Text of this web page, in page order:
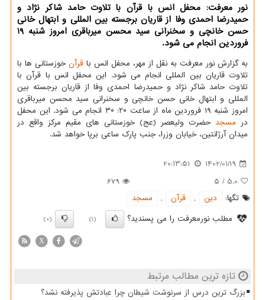
نور معرفت: محفل انس با قرآن با تلاوت حامد شاکر نژاد و
حمیدرضا احمدی وفا از قاریان برجسته بین المللی و ابتهال خانی
حسن خانچی و سخنرانی سید محسن میرباقری امروز شنبه 19
فروردین انجام می شود.
به گزارش نور معرفت به نقل از مهر، محفل انس با قرآن خوزستانی ها با
تلاوت قاریان بین المللی انجام می شود. این محفل انس با قرآن با
تلاوت حامد شاکر نژاد و حمیدرضا احمدی وفا از قاریان برجسته بین
المللی و ابتهال خانی حسن خانچی و سخنرانی سید محسن میرباقری
امروز شنبه ۱۹ فروردین ماه از ساعت ۲۰: ۳۰ انجام می شود. این محفل
در مسجد حضرت ولیعصر (عج) خوزستانی های مقیم مرکز واقع در
میدان آرژانتین، خیابان وزرا، جنب پارک ساعی برپا خواهد شد.
1402/01/19
20:13:51
5.0
/
5
679
تگها:
دین , قرآن ,
مسجد
مطلب نورمعرفت را می پسندید؟
(1)
(0)
X
تازه ترین مطالب مرتبط
بزرگ ترین درس از سرنوشت شیطان چرا عبادتش پذیرفته نشد؟